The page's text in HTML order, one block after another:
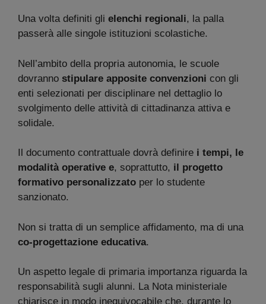
Una volta definiti gli elenchi regionali, la palla
passerà alle singole istituzioni scolastiche.
Nell’ambito della propria autonomia, le scuole
dovranno stipulare apposite convenzioni con gli
enti selezionati per disciplinare nel dettaglio lo
svolgimento delle attività di cittadinanza attiva e
solidale.
Il documento contrattuale dovrà definire i tempi, le
modalità operative e, soprattutto, il progetto
formativo personalizzato per lo studente
sanzionato.
Non si tratta di un semplice affidamento, ma di una
co-progettazione educativa.
Un aspetto legale di primaria importanza riguarda la
responsabilità sugli alunni. La Nota ministeriale
chiarisce in modo inequivocabile che, durante lo